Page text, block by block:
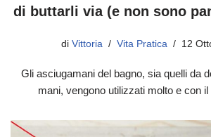
di buttarli via (e non sono
di Vittoria Vita Pratica 12
Gli asciugamani del bagno, sia quelli da
mani, vengono utilizzati molto e con